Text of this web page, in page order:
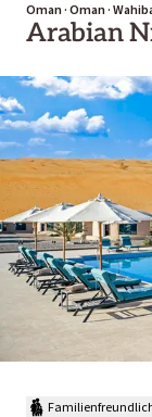
Oman · Oman ·
Arabian